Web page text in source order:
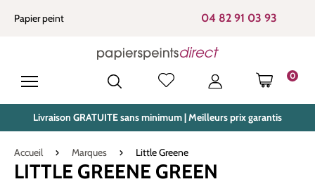
principal
Papier peint 04 82 91 03 93
0
LE
Livraison GRATUITE sans minimum | Meilleurs prix garantis
Accueil Marques Little Greene
LITTLE GREENE GREEN